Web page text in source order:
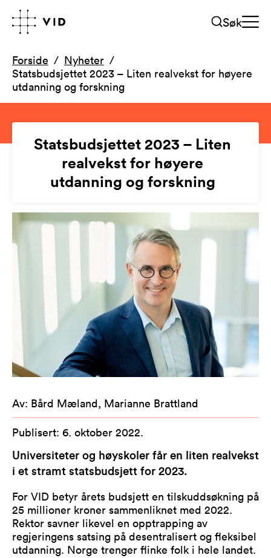
Søk
Forside
Nyheter
Statsbudsjettet 2023 – Liten realvekst for høyere
utdanning og forskning
Statsbudsjettet 2023 – Liten
realvekst for høyere
utdanning og forskning
Av: Bård Mæland, Marianne Brattland
Publisert: 6. oktober 2022.
Universiteter og høyskoler får en liten realvekst
i et stramt statsbudsjett for 2023.
For VID betyr årets budsjett en tilskuddsøkning på
25 millioner kroner sammenliknet med 2022.
Rektor savner likevel en opptrapping av
regjeringens satsing på desentralisert og fleksibel
utdanning. Norge trenger flinke folk i hele landet.